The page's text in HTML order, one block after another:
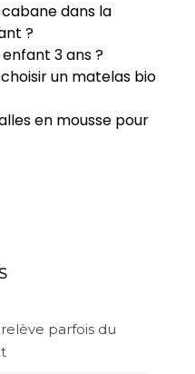
dans la
?
3 ans ?
un matelas bio
en mousse pour
parfois du